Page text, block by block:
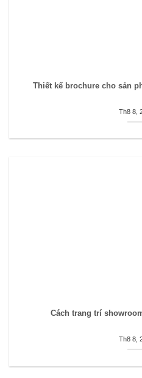
Thiết kế brochure cho sản
Th8 8,
Cách trang trí
Th8 8,